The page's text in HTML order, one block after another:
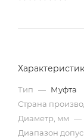
Тип — Муфта
Страна
Диаметр, мм —
Диапазон